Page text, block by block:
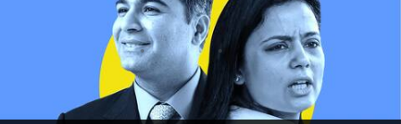
మహువా మోయిత్రా
Sirish Praharaju Oct 20, 2023 09:44 am
ఈ వార్తాకథనం ఏంటి